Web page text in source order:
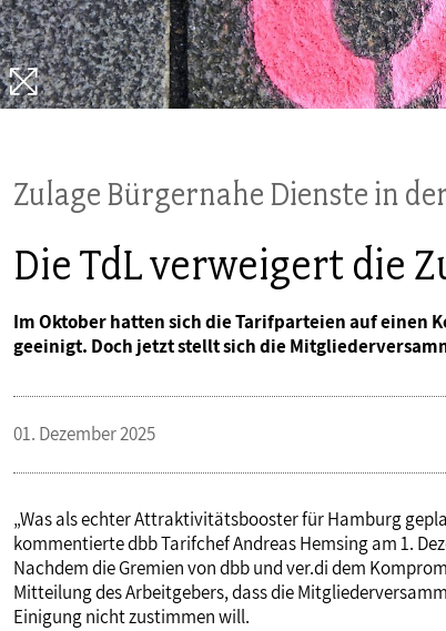
PUBLIKATIONEN
TERMINE & VERANSTALTUNGEN
MITGLIEDSCHAFT & SERVICE
Zulage Bürgernahe Dienste in
Die TdL verweigert die
Im Oktober hatten sich die Tarifparteien auf einen
geeinigt. Doch jetzt stellt sich die
01. Dezember 2025
„Was als echter Attraktivitätsbooster für Hamburg
kommentierte dbb Tarifchef Andreas Hemsing am 1.
Nachdem die Gremien von dbb und ver.di dem
Mitteilung des Arbeitgebers, dass die
Einigung nicht zustimmen will.